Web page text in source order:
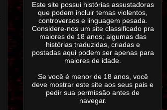
Este site possui histórias assustadoras
que podem incluir temas violentos,
controversos e linguagem pesada.
Considere-nos um site classificado pra
maiores de 18 anos; algumas das
histórias traduzidas, criadas e
postadas aqui podem ser apenas para
maiores de idade.
Se você é menor de 18 anos, você
deve mostrar este site aos seus pais e
pedir sua permissão antes de
navegar.